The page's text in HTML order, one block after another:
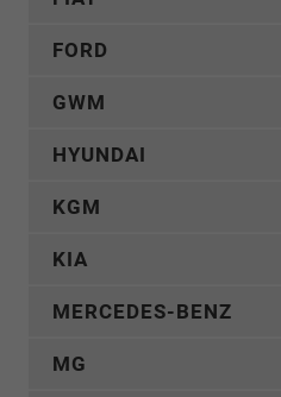
FORD
GWM
HYUNDAI
KGM
KIA
MERCEDES-BENZ
MG